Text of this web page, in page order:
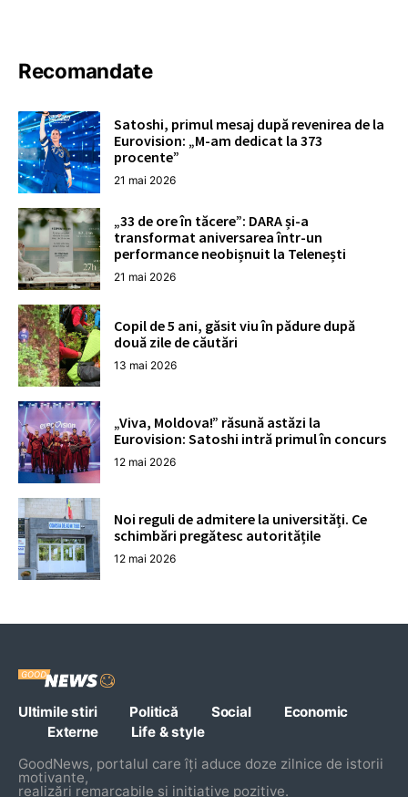
Recomandate
Satoshi, primul mesaj după revenirea de la
Eurovision: „M-am dedicat la 373
procente”
21 mai 2026
„33 de ore în tăcere”: DARA și-a
transformat aniversarea într-un
performance neobișnuit la Telenești
21 mai 2026
Copil de 5 ani, găsit viu în pădure după
două zile de căutări
13 mai 2026
„Viva, Moldova!” răsună astăzi la
Eurovision: Satoshi intră primul în concurs
12 mai 2026
Noi reguli de admitere la universități. Ce
schimbări pregătesc autoritățile
12 mai 2026
Ultimile stiri Politică Social
Economic
Externe
Life & style
GoodNews, portalul care îți aduce doze zilnice de istorii
motivante,
realizări remarcabile și inițiative pozitive.